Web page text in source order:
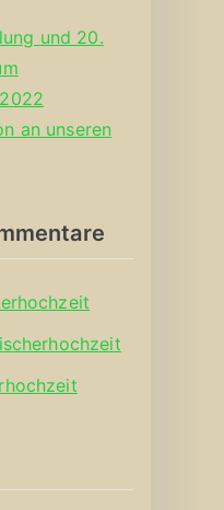
und 20.
an unseren